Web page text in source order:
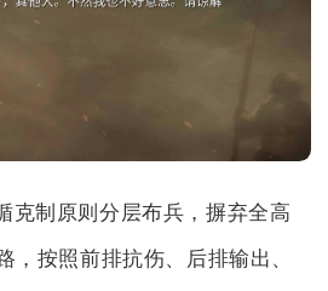
克制原则分层布兵，摒弃全高
，按照前排抗伤、后排输出、